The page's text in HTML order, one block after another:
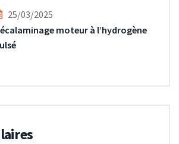
25/03/2025
moteur à l’hydrogène